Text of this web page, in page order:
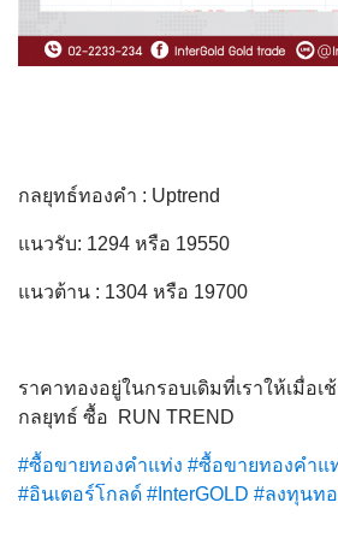
กลยุทธ์ทองคำ : Uptrend
แนวรับ: 1294 หรือ 19550
แนวต้าน : 1304 หรือ 19700
ราคาทองอยู่ในกรอบเดิมที่เราให้เมื่อเ
กลยุทธ์ ซื้อ RUN TREND
#ซื้อขายทองคำแท่ง #ซื้อขายทองคำแ
#อินเตอร์โกลด์ # InterGOLD #ลงทุนท